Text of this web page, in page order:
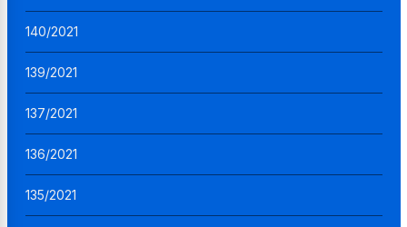
140/2021
139/2021
137/2021
136/2021
135/2021